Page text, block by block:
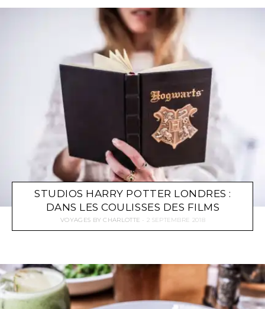
STUDIOS HARRY POTTER LONDRES :
DANS LES COULISSES DES FILMS
VOYAGES BYCHARLOTTE 2 SEPTEMBRE 2018